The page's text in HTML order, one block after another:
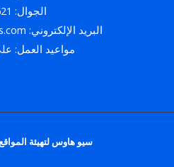
الجوال: 66606621
البريد الإلكتروني: admin@al-mohandis.com
مواعيد العمل:
سيو هاوس لتهيئة